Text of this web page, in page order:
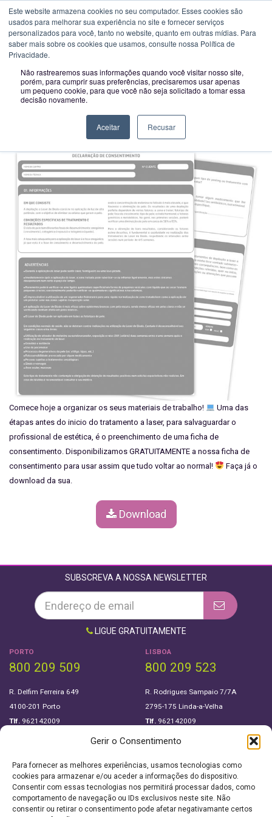
Este website armazena cookies no seu computador. Esses cookies são
usados ​​para melhorar sua experiência no site e fornecer serviços
personalizados para você, tanto no website, quanto em outras mídias. Para
saber mais sobre os cookies que usamos, consulte nossa Política de
Privacidade.
Não rastrearemos suas informações quando você visitar nosso site,
porém, para cumprir suas preferências, precisaremos usar apenas
um pequeno cookie, para que você não seja solicitado a tomar essa
decisão novamente.
Aceitar Recusar
Gerir o Consentimento
Para fornecer as melhores experiências, usamos tecnologias como
cookies para armazenar e/ou aceder a informações do dispositivo.
Consentir com essas tecnologias nos permitirá processar dados, como
comportamento de navegação ou IDs exclusivos neste site. Não
consentir ou retirar o consentimento pode afetar negativamante certos
Novo horário a partir de 01-02-2023:Segunda a Sexta das 09H00 às
13H00 e das 14H00 às 18:00
Declaração de consentimento
DOCUMENTO DE APOIO
Comece hoje a organizar os seus materiais de trabalho!
Uma das
étapas antes do inicio do tratamento a laser, para salvaguardar o
profissional de estética, é o preenchimento de uma ficha de
consentimento. Disponibilizamos GRATUITAMENTE a nossa ficha de
consentimento para usar assim que tudo voltar ao normal!
Faça já o
download da sua.
Download
SUBSCREVA A NOSSA NEWSLETTER
LIGUE GRATUITAMENTE
PORTO
800 209 509
R. Delfim Ferreira 649
4100-201 Porto
Tlf. 962142009
LISBOA
800 209 523
R. Rodrigues Sampaio 7/7A
2795-175 Linda-a-Velha
Tlf. 962142009
Sobre Nós
Downloads
Política de privacidade